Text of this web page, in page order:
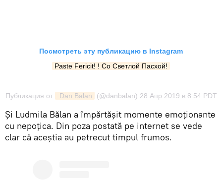
Посмотреть эту публикацию в Instagram
Paste Fericit! ! Со Светлой Пасхой!
Публикация от Dan Balan (@danbalan) 28 Апр 2019 в 8:54 PDT
Şi Ludmila Bălan a împărtășit momente emoționante
cu nepoţica. Din poza postată pe internet se vede
clar că aceştia au petrecut timpul frumos.